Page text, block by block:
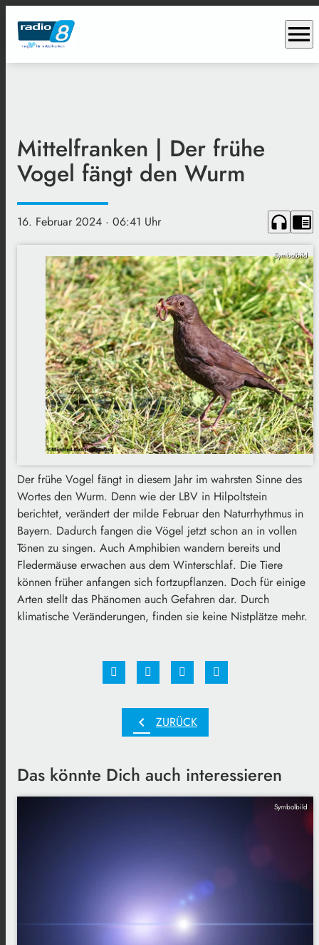
menu
Mittelfranken | Der frühe
Vogel fängt den Wurm
16. Februar 2024 · 06:41 Uhr headphones chrome_reader_mode
Symbolbild
Der frühe Vogel fängt in diesem Jahr im wahrsten Sinne des
Wortes den Wurm. Denn wie der LBV in Hilpoltstein
berichtet, verändert der milde Februar den Naturrhythmus in
Bayern. Dadurch fangen die Vögel jetzt schon an in vollen
Tönen zu singen. Auch Amphibien wandern bereits und
Fledermäuse erwachen aus dem Winterschlaf. Die Tiere
können früher anfangen sich fortzupflanzen. Doch für einige
Arten stellt das Phänomen auch Gefahren dar. Durch
klimatische Veränderungen, finden sie keine Nistplätze mehr.
chevron_left ZURÜCK
Das könnte Dich auch interessieren
Symbolbild